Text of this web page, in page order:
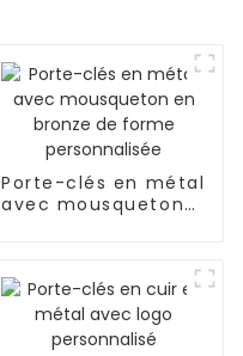
Porte-clés en métal
avec mousqueton